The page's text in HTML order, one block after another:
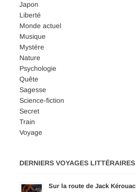
Japon
Liberté
Monde actuel
Musique
Mystère
Nature
Psychologie
Quête
Sagesse
Science-fiction
Secret
Train
Voyage
DERNIERS VOYAGES LITTÉRAIRES
Sur la route de Jack Kérouac